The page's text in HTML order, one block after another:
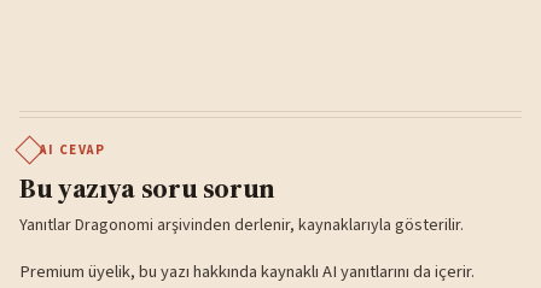
AI CEVAP
Bu yazıya soru sorun
Yanıtlar Dragonomi arşivinden derlenir, kaynaklarıyla gösterilir.
Premium üyelik, bu yazı hakkında kaynaklı AI yanıtlarını da içerir.